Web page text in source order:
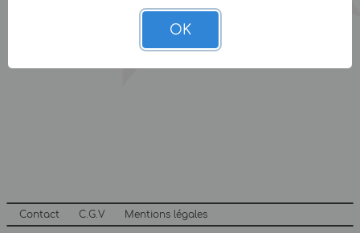
Contact C.G.V Mentions légales
OK